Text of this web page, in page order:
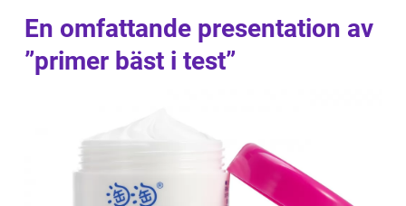
En omfattande presentation av
”primer bäst i test”